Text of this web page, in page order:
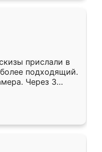
прислали в
подходящий.
Через 3
Остались
Ренессанс